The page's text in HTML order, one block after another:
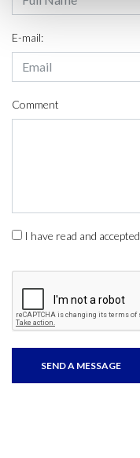
E-mail:
Comment
I have read and accepted